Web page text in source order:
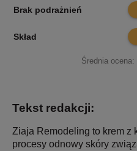
Brak podrażnień 8
Skład 7.2
Średnia ocena:
Tekst redakcji:
Ziaja Remodeling to krem z
procesy odnowy skóry